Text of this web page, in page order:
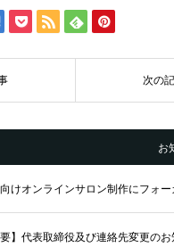
お
要】代表取締役及び連絡先変更のお